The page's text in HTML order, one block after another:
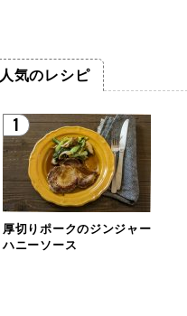
人気のレシピ
1
厚切りポークのジンジャー
ハニーソース